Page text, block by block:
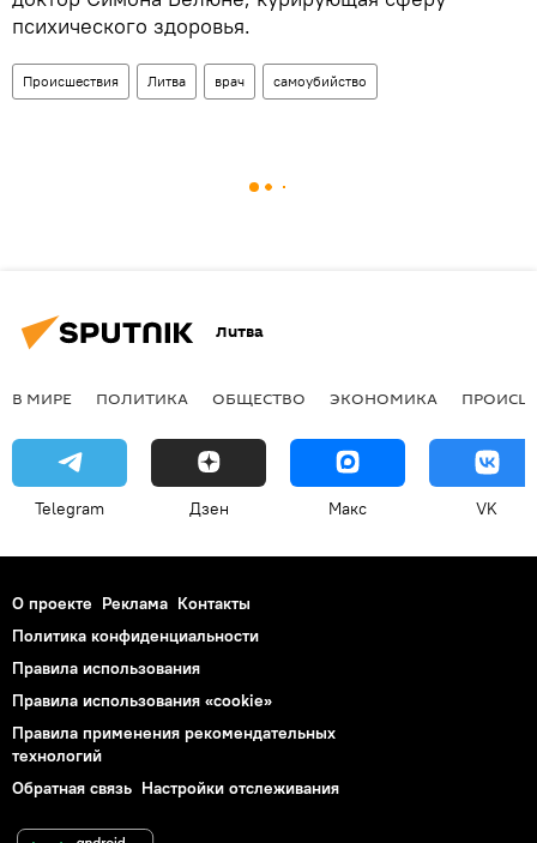
психического здоровья.
Происшествия Литва врач самоубийство
Литва
В МИРЕ ПОЛИТИКА ОБЩЕСТВО ЭКОНОМИКА
Telegram Дзен Макс VK
О проекте Реклама Контакты
Политика конфиденциальности
Правила использования
Правила использования «cookie»
Правила применения рекомендательных
технологий
Обратная связь Настройки отслеживания